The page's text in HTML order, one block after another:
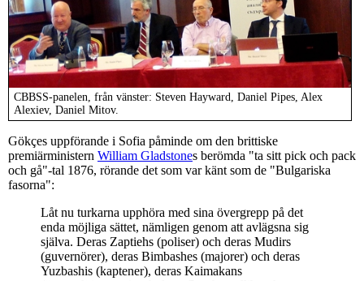
CBBSS-panelen, från vänster: Steven Hayward, Daniel Pipes, Alex
Alexiev, Daniel Mitov.
Gökçes uppförande i Sofia påminde om den brittiske
premiärministern William Gladstones berömda "ta sitt pick och pack
och gå"-tal 1876, rörande det som var känt som de "Bulgariska
fasorna":
Låt nu turkarna upphöra med sina övergrepp på det
enda möjliga sättet, nämligen genom att avlägsna sig
själva. Deras Zaptiehs (poliser) och deras Mudirs
(guvernörer), deras Bimbashes (majorer) och deras
Yuzbashis (kaptener), deras Kaimakans